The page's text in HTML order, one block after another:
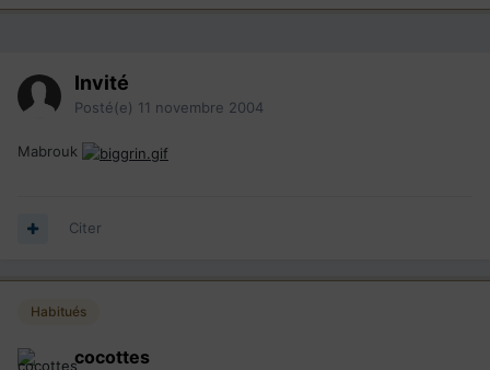
Invité
Posté(e) 11 novembre 2004
Mabrouk
Citer
Habitués
cocottes